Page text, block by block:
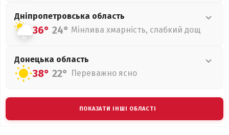
Дніпропетровська область
36° 24° Мінлива хмарність, слабкий дощ
Донецька область
38° 22° Переважно ясно
ПОКАЗАТИ ІНШІ ОБЛАСТІ